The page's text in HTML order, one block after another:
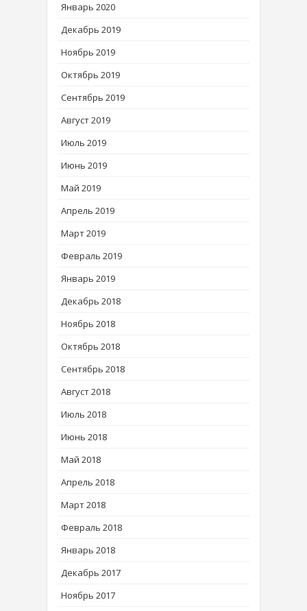
Январь 2020
Декабрь 2019
Ноябрь 2019
Октябрь 2019
Сентябрь 2019
Август 2019
Июль 2019
Июнь 2019
Май 2019
Апрель 2019
Март 2019
Февраль 2019
Январь 2019
Декабрь 2018
Ноябрь 2018
Октябрь 2018
Сентябрь 2018
Август 2018
Июль 2018
Июнь 2018
Май 2018
Апрель 2018
Март 2018
Февраль 2018
Январь 2018
Декабрь 2017
Ноябрь 2017